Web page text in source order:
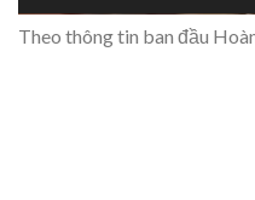
Theo thông tin ban đầu